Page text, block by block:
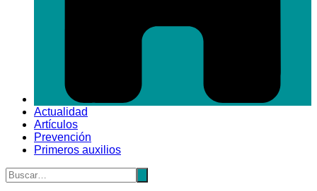
Actualidad
Artículos
Prevención
Primeros auxilios